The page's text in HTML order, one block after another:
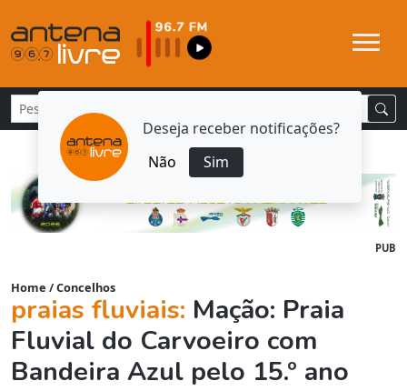
Deseja receber notificações?
Não
Sim
PUB
Home /Concelhos
praias fluviais: Mação: Praia
Fluvial do Carvoeiro com
Bandeira Azul pelo 15.º ano